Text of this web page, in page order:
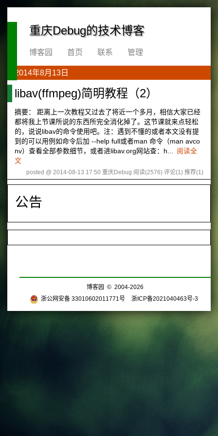
重庆Debug的技术博客
博客园 首页 联系 管理
2014年8月13日
libav(ffmpeg)简明教程（2）
摘要： 距离上一次教程又过去了将近一个多月，相信大家已经
都将我上节课所说的东西所完全消化掉了。这节课就来点轻松
的，说说libav的命令使用吧。注：遇到不懂的或者本文没有提
到的可以用例如命令后加 --help full或者man 命令（man avco
nv）查看全部参数细节，或者进libav.org网站查：h...
阅读全
文
posted @ 2014-08-13 17:50 重庆Debug 阅读(2576) 评论(1) 推荐(1)
公告
博客园 © 2004-2026
浙公网安备 33010602011771号
浙ICP备2021040463号-3